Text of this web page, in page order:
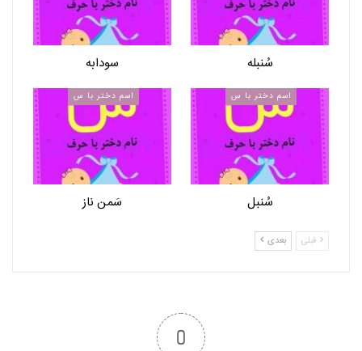
سُنبله سودابه
اسم دختر با س
سُنبل
اسم دختر با س
سَمن ناز
قبلی بعدی
0